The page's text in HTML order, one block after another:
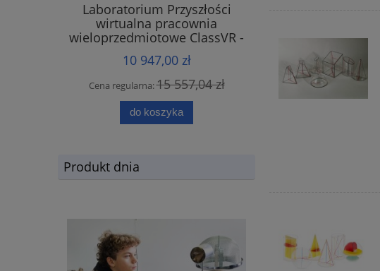
Laboratorium Przyszłości
wirtualna pracownia
wieloprzedmiotowe ClassVR -
zestaw 4 sztuk gogle Premium
10 947,00 zł
Cena regularna:15 557,04 zł
do koszyka
Produkt dnia